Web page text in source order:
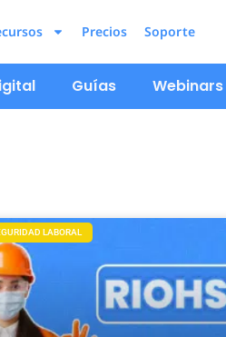
Precios Soporte
Guías Webinars
LABORAL